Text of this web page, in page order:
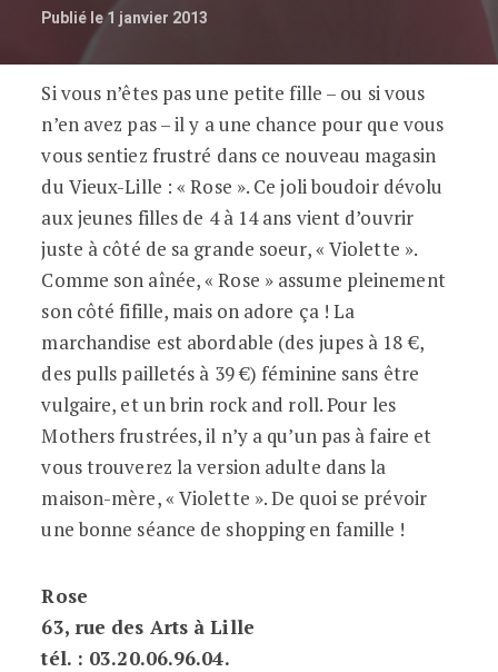
Publié le 1 janvier 2013
Rose pour les filles, Violette pour les
Si vous n’êtes pas une petite fille – ou si vous
n’en avez pas – il y a une chance pour que vous
vous sentiez frustré dans ce nouveau magasin
du Vieux-Lille : « Rose ». Ce joli boudoir dévolu
aux jeunes filles de 4 à 14 ans vient d’ouvrir
juste à côté de sa grande soeur, « Violette ».
Comme son aînée, « Rose » assume pleinement
son côté fifille, mais on adore ça ! La
marchandise est abordable (des jupes à 18 €,
des pulls pailletés à 39 €) féminine sans être
vulgaire, et un brin rock and roll. Pour les
Mothers frustrées, il n’y a qu’un pas à faire et
vous trouverez la version adulte dans la
maison-mère, « Violette ». De quoi se prévoir
une bonne séance de shopping en famille !
Rose
63, rue des Arts à Lille
tél. : 03.20.06.96.04.